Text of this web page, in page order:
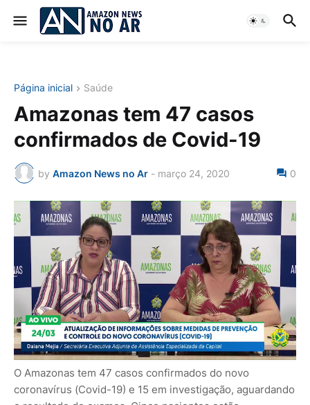
Página inicial Saúde
Amazonas tem 47 casos
confirmados de Covid-19
by Amazon News no Ar - março 24, 2020 0
O Amazonas tem 47 casos confirmados do novo
coronavírus (Covid-19) e 15 em investigação, aguardando